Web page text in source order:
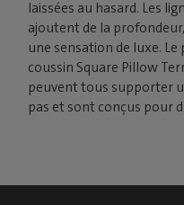
laissées au hasard. Les
ajoutent de la
une sensation de luxe.
coussin Square Pillow
peuvent tous supporter
pas et sont conçus pour